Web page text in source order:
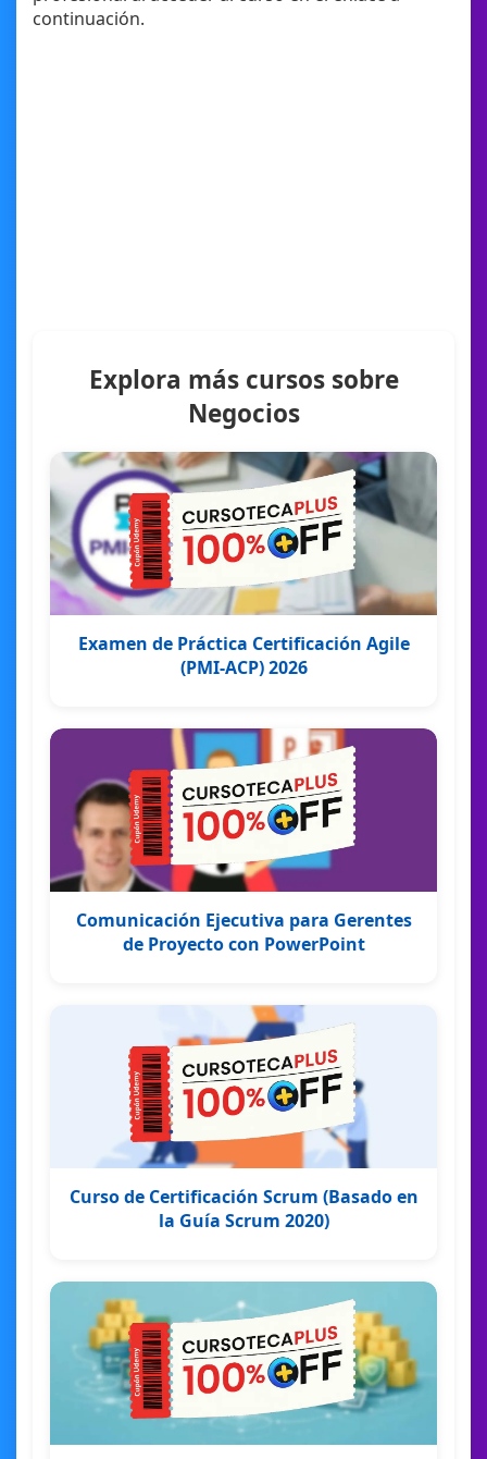
continuación.
Explora más cursos sobre
Negocios
Examen de Práctica Certificación Agile
(PMI-ACP) 2026
Comunicación Ejecutiva para Gerentes
de Proyecto con PowerPoint
Curso de Certificación Scrum (Basado en
la Guía Scrum 2020)